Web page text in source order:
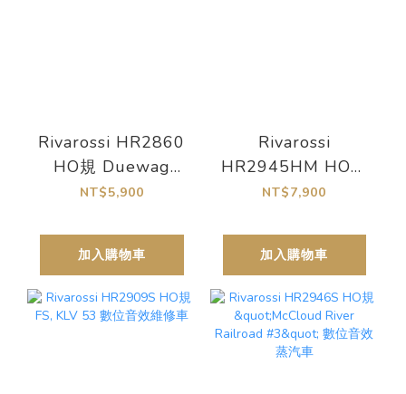
Rivarossi HR2860
HO規 Duewag
tram Gt6 路面電車
NT$5,900
加入購物車
Rivarossi
HR2945HM HO規
數位電車
NT$7,900
加入購物車